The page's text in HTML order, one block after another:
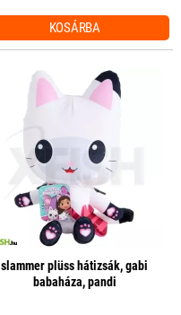
KOSÁRBA
slammer plüss hátizsák, gabi
babaháza, pandi